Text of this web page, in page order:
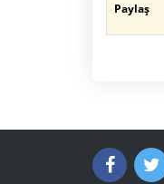
Paylaş